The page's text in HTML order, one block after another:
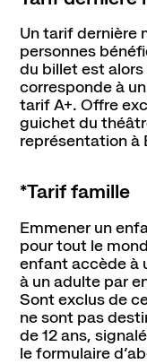
Un tarif dernière
personnes
du billet est
corresponde à
tarif A+. Offre
guichet du
représentation à
*Tarif famille
Emmener un
pour tout le
enfant accède à
à un adulte par
Sont exclus de
ne sont pas
de 12 ans,
le formulaire